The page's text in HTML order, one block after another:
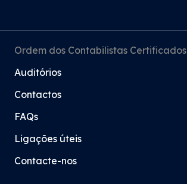
Ordem dos Contabilistas Certificados
Auditórios
Contactos
FAQs
Ligações úteis
Contacte-nos